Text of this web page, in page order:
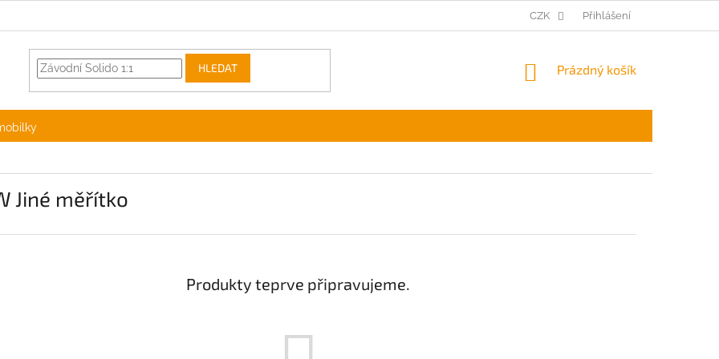
CZK Přihlášení
HLEDAT
NÁKUPNÍ
Prázdný košík
Jiné měřítko
Produkty teprve připravujeme.